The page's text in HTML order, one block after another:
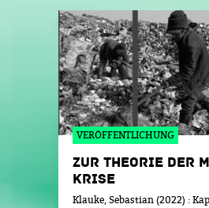
VERÖFFENTLICHUNG
ZUR THEORIE DER
KRISE
Klauke, Sebastian (2022) :